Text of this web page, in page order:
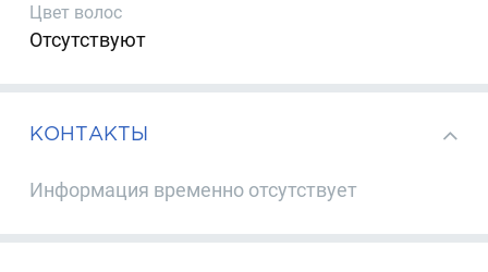
Цвет волос
Отсутствуют
КОНТАКТЫ
Информация временно отсутствует